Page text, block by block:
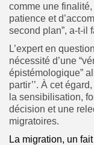
comme une
patience et
second plan”, a-t-il
L’expert en
nécessité d’une
épistémologique”
partir’’. À cet
la sensibilisation,
décision et une
migratoires.
La migration, un